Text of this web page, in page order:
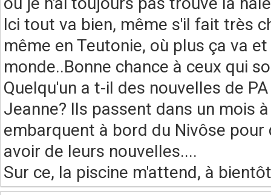
Ici tout va bien, même s'il fait très
même en Teutonie, où plus ça va
monde..Bonne chance à ceux qui
Quelqu'un a t-il des nouvelles de
Jeanne? Ils passent dans un mois
embarquent à bord du Nivôse
avoir de leurs nouvelles....
Sur ce, la piscine m'attend, à